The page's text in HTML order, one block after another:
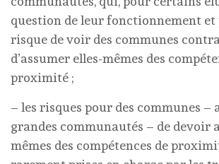
question de leur fonctionnement et
risque de voir des communes
d’assumer elles-mêmes des
proximité ;
– les risques pour des communes –
grandes communautés – de devoir
mêmes des compétences de